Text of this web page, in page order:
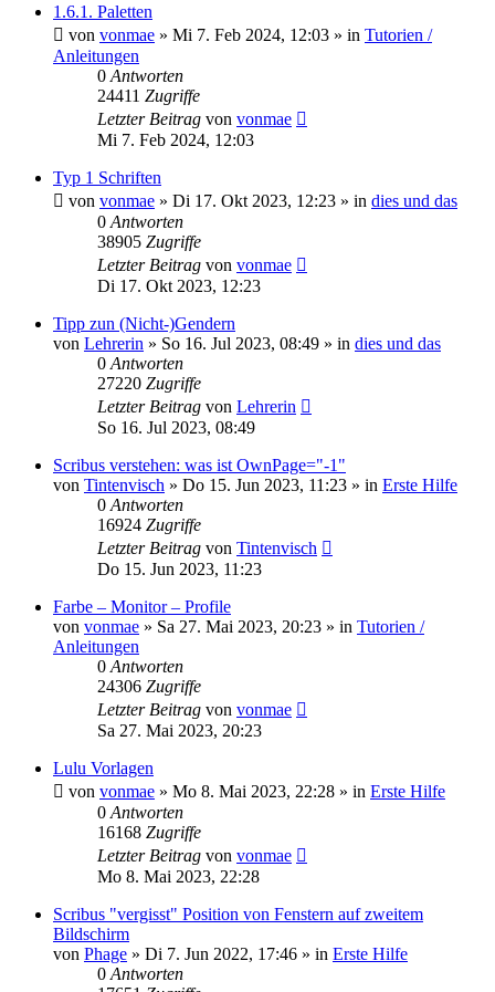
1.6.1. Paletten
von vonmae » Mi 7. Feb 2024, 12:03 » in Tutorien /
Anleitungen
0 Antworten
24411 Zugriffe
Letzter Beitrag von vonmae
Mi 7. Feb 2024, 12:03
Typ 1 Schriften
von vonmae » Di 17. Okt 2023, 12:23 » in dies und das
0 Antworten
38905 Zugriffe
Letzter Beitrag von vonmae
Di 17. Okt 2023, 12:23
Tipp zun (Nicht-)Gendern
von Lehrerin » So 16. Jul 2023, 08:49 » in dies und das
0 Antworten
27220 Zugriffe
Letzter Beitrag von Lehrerin
So 16. Jul 2023, 08:49
Scribus verstehen: was ist OwnPage="-1"
von Tintenvisch » Do 15. Jun 2023, 11:23 » in Erste Hilfe
0 Antworten
16924 Zugriffe
Letzter Beitrag von Tintenvisch
Do 15. Jun 2023, 11:23
Farbe – Monitor – Profile
von vonmae » Sa 27. Mai 2023, 20:23 » in Tutorien /
Anleitungen
0 Antworten
24306 Zugriffe
Letzter Beitrag von vonmae
Sa 27. Mai 2023, 20:23
Lulu Vorlagen
von vonmae » Mo 8. Mai 2023, 22:28 » in Erste Hilfe
0 Antworten
16168 Zugriffe
Letzter Beitrag von vonmae
Mo 8. Mai 2023, 22:28
Scribus "vergisst" Position von Fenstern auf zweitem
Bildschirm
von Phage » Di 7. Jun 2022, 17:46 » in Erste Hilfe
0 Antworten